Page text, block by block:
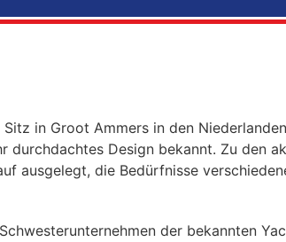
in Groot Ammers in den
durchdachtes Design bekannt. Zu den
ausgelegt, die Bedürfnisse
der bekannten